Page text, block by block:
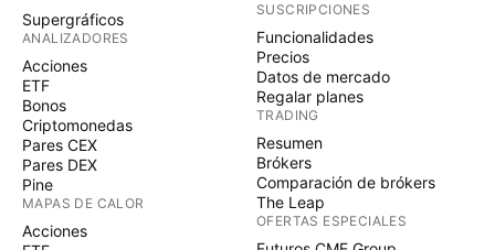
Supergráficos
ANALIZADORES
Acciones
ETF
Bonos
Criptomonedas
Pares CEX
Pares DEX
Pine
MAPAS DE CALOR
Acciones
SUSCRIPCIONES
Funcionalidades
Precios
Datos de mercado
Regalar planes
TRADING
Resumen
Brókers
Comparación de brókers
The Leap
OFERTAS ESPECIALES